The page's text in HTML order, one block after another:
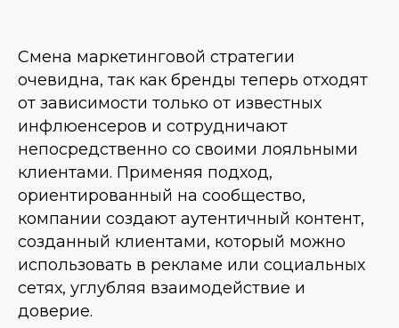
Смена маркетинговой стратегии
очевидна, так как бренды теперь отходят
от зависимости только от известных
инфлюенсеров и сотрудничают
непосредственно со своими лояльными
клиентами. Применяя подход,
ориентированный на сообщество,
компании создают аутентичный контент,
созданный клиентами, который можно
использовать в рекламе или социальных
сетях, углубляя взаимодействие и
доверие.